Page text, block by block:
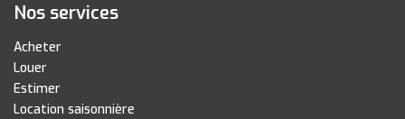
Nos services
Acheter
Louer
Estimer
Location saisonnière